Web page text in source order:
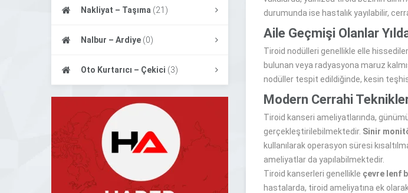
Nakliyat – Taşıma (21)
Nalbur – Ardiye (0)
Oto Kurtarıcı – Çekici (3)
durumunda ise hastalık yayılabilir,
Aile Geçmişi Olanlar
Tiroid nodülleri genellikle elle
bulunan veya radyasyona maruz
nodüller tespit edildiğinde, kesin
Modern Cerrahi
Tiroid kanseri ameliyatlarında,
gerçekleştirilebilmektedir. Sinir
kullanılarak operasyon süresi
ameliyatlar da yapılabilmektedir.
Tiroid kanserleri genellikle çevre lenf
hastalarda, tiroid ameliyatına ek